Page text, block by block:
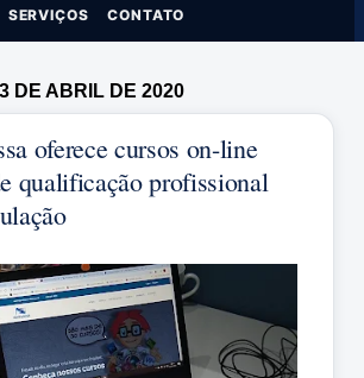
SERVIÇOS
CONTATO
DE ABRIL DE 2020
oferece cursos on-line
qualificação profissional